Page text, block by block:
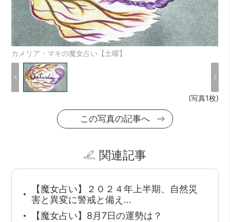
カメリア・マキの魔女占い【土曜】
(写真1枚)
この写真の記事へ
関連記事
【魔女占い】２０２４年上半期、自然災
害と異変に警戒と備え…
【魔女占い】8月7日の運勢は？